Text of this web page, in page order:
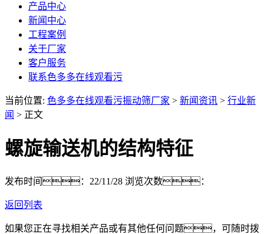
产品中心
新闻中心
工程案例
关于厂家
客户服务
联系色多多在线观看污
当前位置: 色多多在线观看污振动筛厂家 > 新闻资讯 > 行业新
闻 > 正文
螺旋输送机的结构特征
发布时间：22/11/28 浏览次数：
返回列表
如果您正在寻找相关产品或有其他任何问题，可随时拨